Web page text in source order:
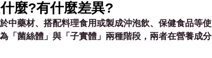
麼?有什麼差異?
中藥材、搭配料理食用或製成沖泡飲、保健食品等使
「菌絲體」與「子實體」兩種階段，兩者在營養成分